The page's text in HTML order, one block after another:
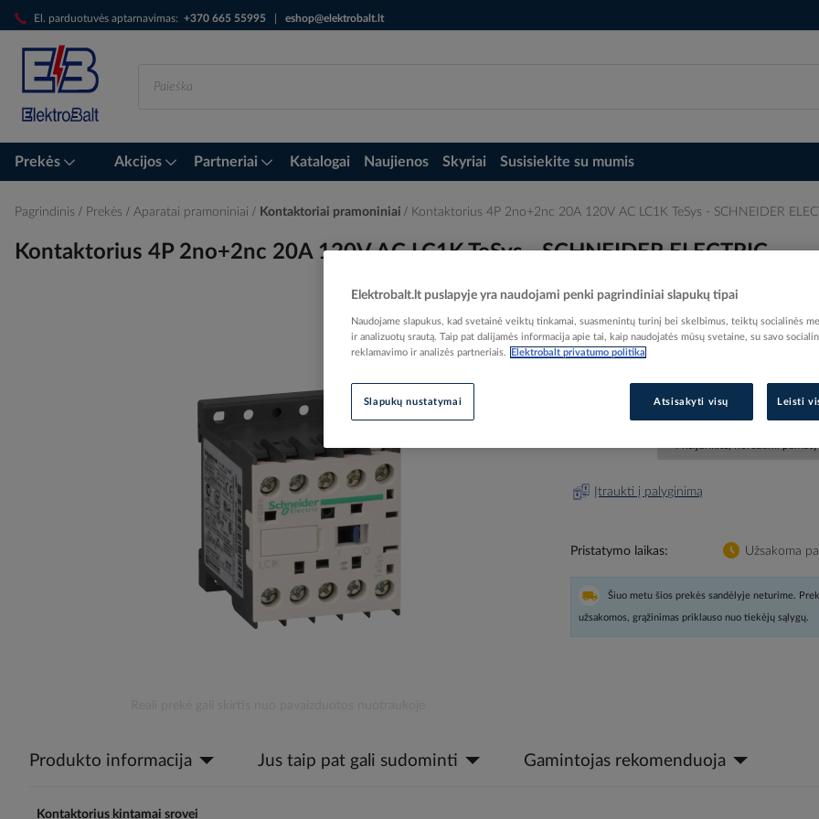
El. parduotuvės aptarnavimas: +370 665 55995 eshop@elektrobalt.lt
Skip
to
Content
Prekės Akcijos Partneriai Katalogai Naujienos Skyriai Susisiekite su mumis
Pagrindinis Prekės Aparatai pramoniniai Kontaktoriai pramoniniai Kontaktorius 4P 2no+2nc 20A 120V AC LC1K TeSys - SCHNEIDER
Kontaktorius 4P 2no+2nc 20A 120V AC LC1K TeSys - SCHNEIDER ELECTRIC
beginning
images
EAN kodas
Gamintojo prekės kodas
Prisijunkite, norėdami
Įtraukti į palyginimą
Pristatymo laikas Užsakoma
Šiuo metu šios prekės sandėlyje neturime.
užsakomos, grąžinimas priklauso nuo tiekėjų sąlygų.
Produkto informacija Jus taip pat gali sudominti Gamintojas rekomenduoja
Kontaktorius kintamai srovei
Elektrobalt.lt puslapyje yra naudojami penki pagrindiniai slapukų tipai
Naudojame slapukus, kad svetainė veiktų tinkamai, suasmenintų turinį bei skelbimus, teiktų socialinės
ir analizuotų srautą. Taip pat dalijamės informacija apie tai, kaip naudojatės mūsų svetaine, su savo
reklamavimo ir analizės partneriais.
Elektrobalt privatumo politika
Slapukų nustatymai Atsisakyti visų Leisti